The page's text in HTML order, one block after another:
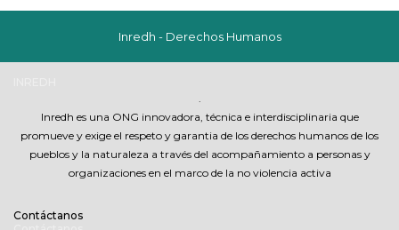
Inredh - Derechos Humanos
.
Inredh es una ONG innovadora, técnica e interdisciplinaria que
promueve y exige el respeto y garantia de los derechos humanos de los
pueblos y la naturaleza a través del acompañamiento a personas y
organizaciones en el marco de la no violencia activa
Contáctanos